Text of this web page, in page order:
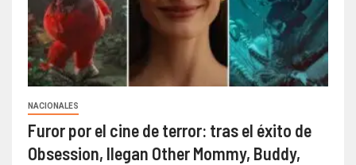
NACIONALES
Furor por el cine de terror: tras el éxito de
Obsession, llegan Other Mommy, Buddy,